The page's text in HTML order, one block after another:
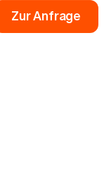
Zur Anfrage